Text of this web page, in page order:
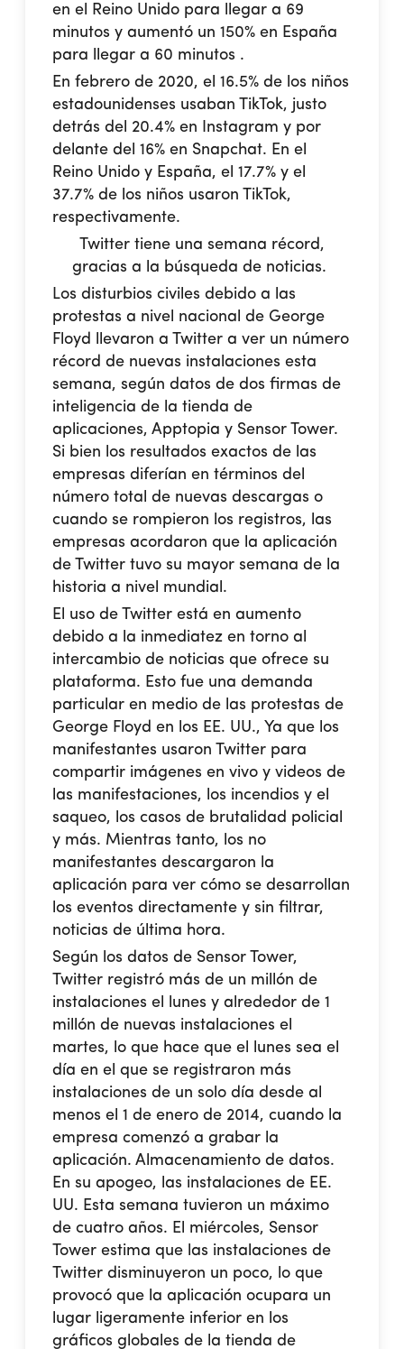
en el Reino Unido para llegar a 69
minutos y aumentó un 150% en España
para llegar a 60 minutos .
En febrero de 2020, el 16.5% de los niños
estadounidenses usaban TikTok, justo
detrás del 20.4% en Instagram y por
delante del 16% en Snapchat. En el
Reino Unido y España, el 17.7% y el
37.7% de los niños usaron TikTok,
respectivamente.
Twitter tiene una semana récord,
gracias a la búsqueda de noticias.
Los disturbios civiles debido a las
protestas a nivel nacional de George
Floyd llevaron a Twitter a ver un número
récord de nuevas instalaciones esta
semana, según datos de dos firmas de
inteligencia de la tienda de
aplicaciones, Apptopia y Sensor Tower.
Si bien los resultados exactos de las
empresas diferían en términos del
número total de nuevas descargas o
cuando se rompieron los registros, las
empresas acordaron que la aplicación
de Twitter tuvo su mayor semana de la
historia a nivel mundial.
El uso de Twitter está en aumento
debido a la inmediatez en torno al
intercambio de noticias que ofrece su
plataforma. Esto fue una demanda
particular en medio de las protestas de
George Floyd en los EE. UU., Ya que los
manifestantes usaron Twitter para
compartir imágenes en vivo y videos de
las manifestaciones, los incendios y el
saqueo, los casos de brutalidad policial
y más. Mientras tanto, los no
manifestantes descargaron la
aplicación para ver cómo se desarrollan
los eventos directamente y sin filtrar,
noticias de última hora.
Según los datos de Sensor Tower,
Twitter registró más de un millón de
instalaciones el lunes y alrededor de 1
millón de nuevas instalaciones el
martes, lo que hace que el lunes sea el
día en el que se registraron más
instalaciones de un solo día desde al
menos el 1 de enero de 2014, cuando la
empresa comenzó a grabar la
aplicación. Almacenamiento de datos.
En su apogeo, las instalaciones de EE.
UU. Esta semana tuvieron un máximo
de cuatro años. El miércoles, Sensor
Tower estima que las instalaciones de
Twitter disminuyeron un poco, lo que
provocó que la aplicación ocupara un
lugar ligeramente inferior en los
gráficos globales de la tienda de